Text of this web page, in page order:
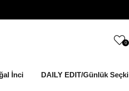
0
İnci DAILY EDIT/Günlük Seçki